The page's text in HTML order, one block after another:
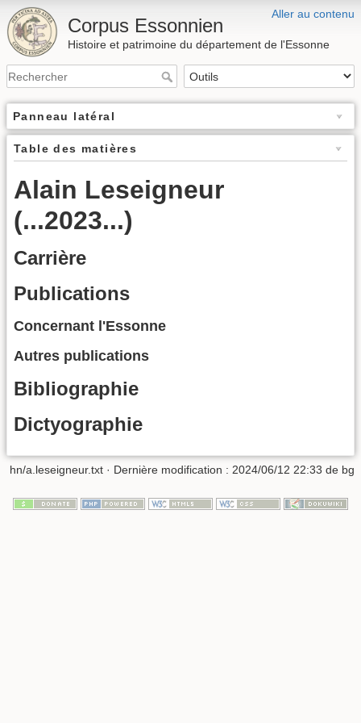
Aller au contenu
Corpus Essonnien
Histoire et patrimoine du département de l'Essonne
Panneau latéral
Table des matières
Alain Leseigneur
(...2023...)
Carrière
Publications
Concernant l'Essonne
Autres publications
Bibliographie
Dictyographie
hn/a.leseigneur.txt · Dernière modification : 2024/06/12 22:33 de bg